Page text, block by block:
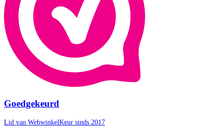
Goedgekeurd
Lid van WebwinkelKeur sinds 2017